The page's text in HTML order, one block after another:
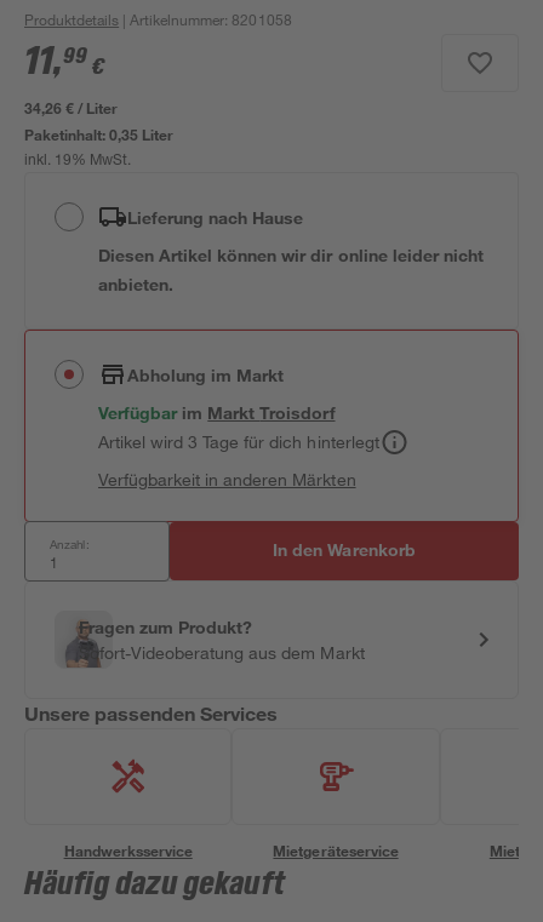
Produktdetails | Artikelnummer: 8201058
11,99 €
34,26 € / Liter
Paketinhalt:0,35 Liter
inkl. 19% MwSt.
Lieferung nach Hause
Diesen Artikel können wir dir online leider nicht
anbieten.
Abholung im Markt
Verfügbar im MarktTroisdorf
Artikel wird 3 Tage für dich hinterlegt
Verfügbarkeit in anderen Märkten
Anzahl: In den Warenkorb
Fragen zum Produkt?
Sofort-Videoberatung aus dem Markt
Unsere passenden Services
Handwerksservice Mietgeräteservice
Häufig dazu gekauft